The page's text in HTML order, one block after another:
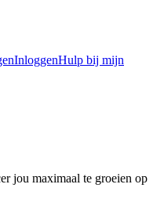
InloggenHulp bij mijn
jou maximaal te groeien op